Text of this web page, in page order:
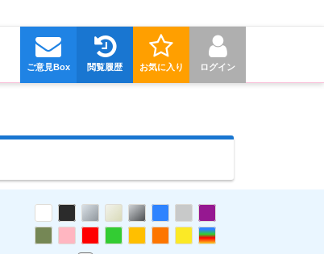
ログイン
お気に入り
閲覧履歴
ご意見Box